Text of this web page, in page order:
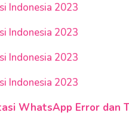
Indonesia 2023
Indonesia 2023
Indonesia 2023
Indonesia 2023
WhatsApp Error dan